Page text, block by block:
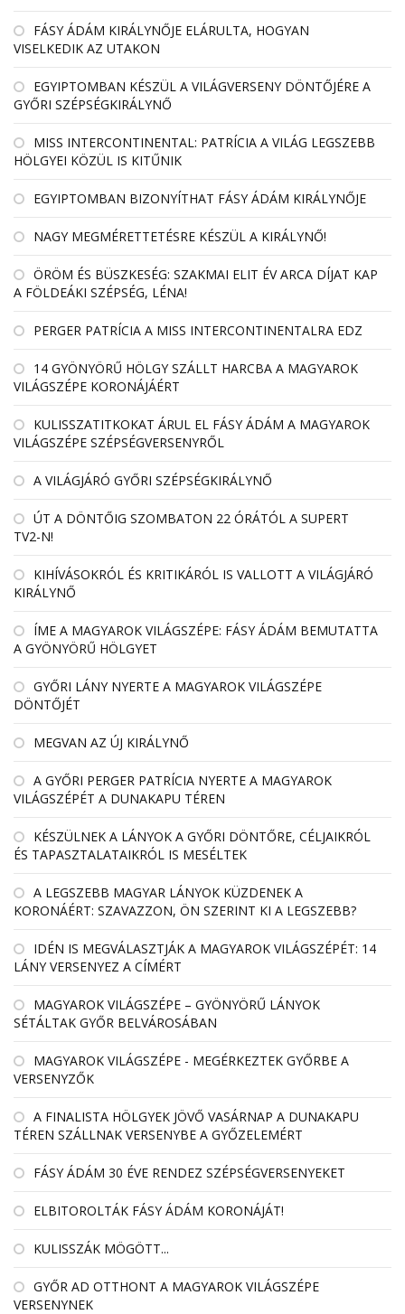
FÁSY ÁDÁM KIRÁLYNŐJE ELÁRULTA, HOGYAN
VISELKEDIK AZ UTAKON
EGYIPTOMBAN KÉSZÜL A VILÁGVERSENY DÖNTŐJÉRE A
GYŐRI SZÉPSÉGKIRÁLYNŐ
MISS INTERCONTINENTAL: PATRÍCIA A VILÁG LEGSZEBB
HÖLGYEI KÖZÜL IS KITŰNIK
EGYIPTOMBAN BIZONYÍTHAT FÁSY ÁDÁM KIRÁLYNŐJE
NAGY MEGMÉRETTETÉSRE KÉSZÜL A KIRÁLYNŐ!
ÖRÖM ÉS BÜSZKESÉG: SZAKMAI ELIT ÉV ARCA DÍJAT KAP
A FÖLDEÁKI SZÉPSÉG, LÉNA!
PERGER PATRÍCIA A MISS INTERCONTINENTALRA EDZ
14 GYÖNYÖRŰ HÖLGY SZÁLLT HARCBA A MAGYAROK
VILÁGSZÉPE KORONÁJÁÉRT
KULISSZATITKOKAT ÁRUL EL FÁSY ÁDÁM A MAGYAROK
VILÁGSZÉPE SZÉPSÉGVERSENYRŐL
A VILÁGJÁRÓ GYŐRI SZÉPSÉGKIRÁLYNŐ
ÚT A DÖNTŐIG SZOMBATON 22 ÓRÁTÓL A SUPERT
TV2-N!
KIHÍVÁSOKRÓL ÉS KRITIKÁRÓL IS VALLOTT A VILÁGJÁRÓ
KIRÁLYNŐ
ÍME A MAGYAROK VILÁGSZÉPE: FÁSY ÁDÁM BEMUTATTA
A GYÖNYÖRŰ HÖLGYET
GYŐRI LÁNY NYERTE A MAGYAROK VILÁGSZÉPE
DÖNTŐJÉT
MEGVAN AZ ÚJ KIRÁLYNŐ
A GYŐRI PERGER PATRÍCIA NYERTE A MAGYAROK
VILÁGSZÉPÉT A DUNAKAPU TÉREN
KÉSZÜLNEK A LÁNYOK A GYŐRI DÖNTŐRE, CÉLJAIKRÓL
ÉS TAPASZTALATAIKRÓL IS MESÉLTEK
A LEGSZEBB MAGYAR LÁNYOK KÜZDENEK A
KORONÁÉRT: SZAVAZZON, ÖN SZERINT KI A LEGSZEBB?
IDÉN IS MEGVÁLASZTJÁK A MAGYAROK VILÁGSZÉPÉT: 14
LÁNY VERSENYEZ A CÍMÉRT
MAGYAROK VILÁGSZÉPE – GYÖNYÖRŰ LÁNYOK
SÉTÁLTAK GYŐR BELVÁROSÁBAN
MAGYAROK VILÁGSZÉPE - MEGÉRKEZTEK GYŐRBE A
VERSENYZŐK
A FINALISTA HÖLGYEK JÖVŐ VASÁRNAP A DUNAKAPU
TÉREN SZÁLLNAK VERSENYBE A GYŐZELEMÉRT
FÁSY ÁDÁM 30 ÉVE RENDEZ SZÉPSÉGVERSENYEKET
ELBITOROLTÁK FÁSY ÁDÁM KORONÁJÁT!
KULISSZÁK MÖGÖTT...
GYŐR AD OTTHONT A MAGYAROK VILÁGSZÉPE
VERSENYNEK